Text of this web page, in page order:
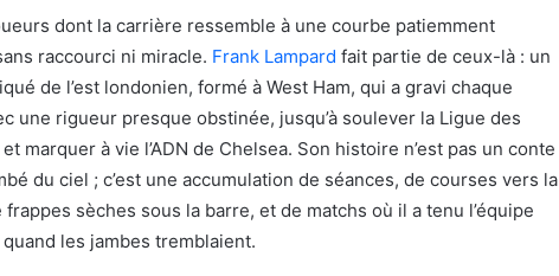
dont la carrière ressemble à une courbe patiemment
raccourci ni miracle. Frank Lampard fait partie de ceux-là : un
de l’est londonien, formé à West Ham, qui a gravi chaque
une rigueur presque obstinée, jusqu’à soulever la Ligue des
marquer à vie l’ADN de Chelsea. Son histoire n’est pas un conte
du ciel ; c’est une accumulation de séances, de courses vers la
frappes sèches sous la barre, et de matchs où il a tenu l’équipe
quand les jambes tremblaient.